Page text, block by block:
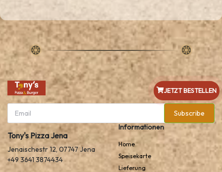
Subscribe
Tony's Pizza Jena
Jenaischestr 12, 07747 Jena
+49 3641 3874434
Informationen
Home
Speisekarte
Lieferung
JETZT BESTELLEN